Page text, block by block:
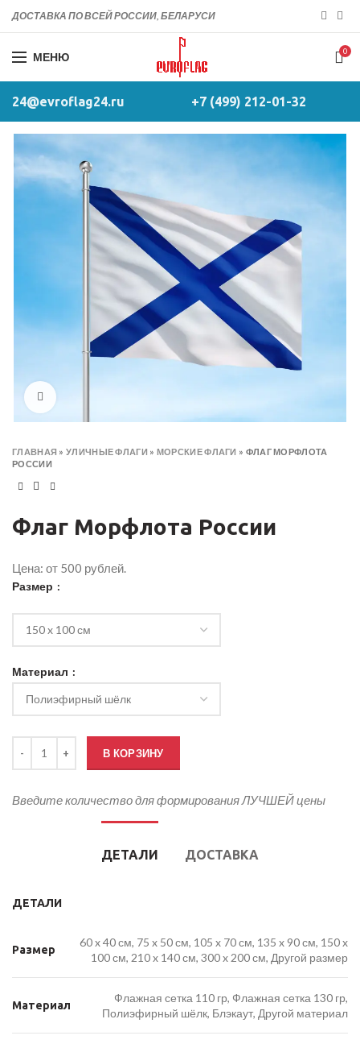
ДОСТАВКА ПО ВСЕЙ РОССИИ, БЕЛАРУСИ
МЕНЮ 0
24@evroflag24.ru +7 (499) 212-01-32
ГЛАВНАЯ »УЛИЧНЫЕ ФЛАГИ » МОРСКИЕ ФЛАГИ » ФЛАГ МОРФЛОТА
РОССИИ
Флаг Морфлота России
Цена: от 500 рублей.
Размер
Материал
В КОРЗИНУ
Введите количество для формирования ЛУЧШЕЙ цены
ДЕТАЛИ ДОСТАВКА
ДЕТАЛИ
Размер
60 x 40 см, 75 x 50 см, 105 x 70 см, 135 x 90 см, 150 x
100 см, 210 x 140 см, 300 x 200 см, Другой размер
Материал
Флажная сетка 110 гр, Флажная сетка 130 гр,
Полиэфирный шёлк, Блэкаут, Другой материал